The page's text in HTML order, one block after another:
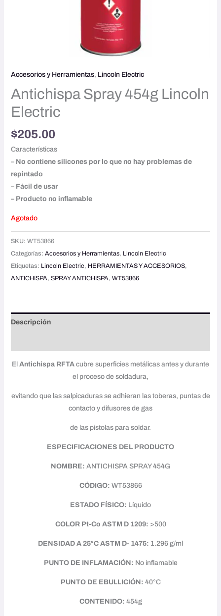
Accesorios y Herramientas, Lincoln Electric
Antichispa Spray 454g Lincoln
Electric
$205.00
Características
– No contiene silicones por lo que no hay problemas de
repintado
– Fácil de usar
– Producto no inflamable
Agotado
SKU: WT53866
Categorías: Accesorios y Herramientas, Lincoln Electric
Etiquetas: Lincoln Electric, HERRAMIENTAS Y ACCESORIOS,
ANTICHISPA, SPRAY ANTICHISPA, WT53866
Descripción
El Antichispa RFTA cubre superficies metálicas antes y durante
el proceso de soldadura,
evitando que las salpicaduras se adhieran las toberas, puntas de
contacto y difusores de gas
de las pistolas para soldar.
ESPECIFICACIONES DEL PRODUCTO
NOMBRE: ANTICHISPA SPRAY 454G
CÓDIGO: WT53866
ESTADO FÍSICO: Líquido
COLOR Pt-Co ASTM D 1209: >500
DENSIDAD A 25°C ASTM D- 1475: 1.296 g/ml
PUNTO DE INFLAMACIÓN: No inflamable
PUNTO DE EBULLICIÓN: 40°C
CONTENIDO: 454g